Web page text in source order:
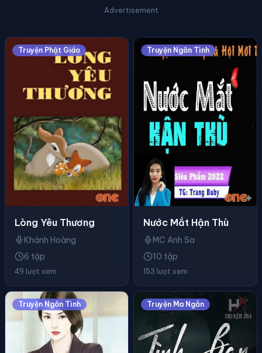
Advertisement
Truyện Phật Giáo
Lòng Yêu Thương
Khánh Hoàng
6 tập
49 lượt xem
Truyện Ngôn Tình
Nước Mắt Hận Thù
MC Anh Sa
10 tập
153 lượt xem
Truyện Ngôn Tình Truyện Ma Ngắn